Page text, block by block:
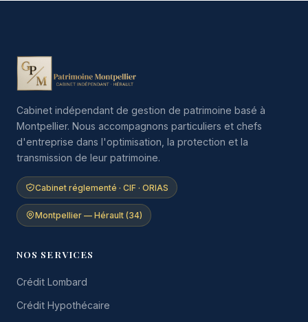
Cabinet indépendant de gestion de patrimoine basé à
Montpellier. Nous accompagnons particuliers et chefs
d'entreprise dans l'optimisation, la protection et la
transmission de leur patrimoine.
Cabinet réglementé · CIF · ORIAS
Montpellier — Hérault (34)
NOS SERVICES
Crédit Lombard
Crédit Hypothécaire